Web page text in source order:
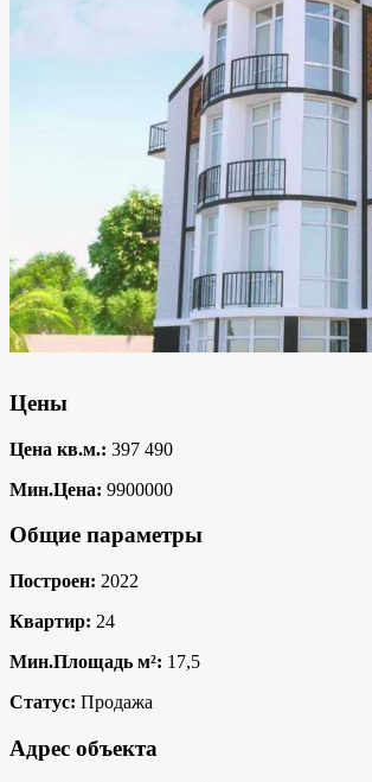
Цены
Цена кв.м.: 397 490
Мин.Цена: 9900000
Общие параметры
Построен: 2022
Квартир: 24
Мин.Площадь м²: 17,5
Статус: Продажа
Адрес объекта